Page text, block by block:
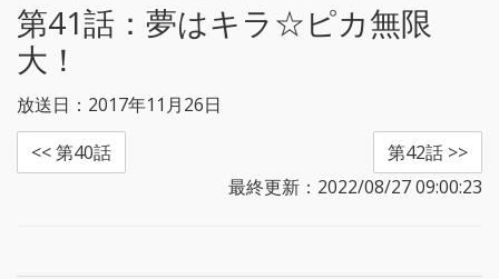
第41話： 夢はキラ☆ピカ無限
大！
放送日：2017年11月26日
<< 第40話
第42話 >>
最終更新：2022/08/27 09:00:23